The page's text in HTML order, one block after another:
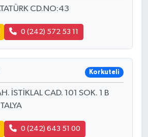
CD.NO:43
0 (242) 572 53 11
Korkuteli
İSTİKLAL CAD. 101 SOK. 1 B
0 (242) 643 51 00